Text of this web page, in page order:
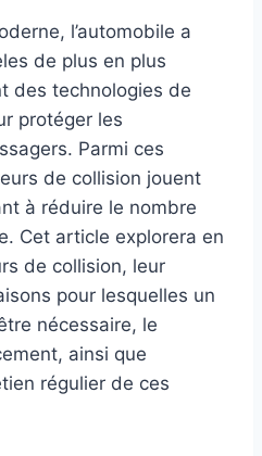
l’automobile a
de plus en plus
des technologies de
protéger les
Parmi ces
de collision jouent
à réduire le nombre
Cet article explorera en
de collision, leur
pour lesquelles un
nécessaire, le
ainsi que
régulier de ces